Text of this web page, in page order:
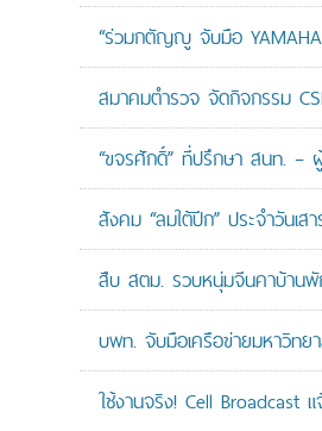
“ร่วมกตัญญู จับมือ YAMAHA
สมาคมตำรวจ จัดกิจกรรม
“ขจรศักดิ์” ที่ปรึกษา สนท. –
สังคม “ลมใต้ปีก” ประจำวันเ
สืบ สตม. รวบหนุ่มจีนคาบ้านพั
บพท. จับมือเครือข่ายมหาวิทย
ใช้งานจริง! Cell Broadcast